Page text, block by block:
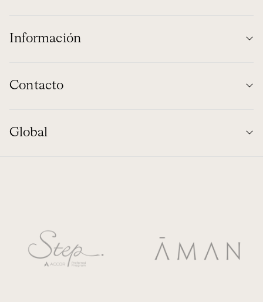
Información
Contacto
Global